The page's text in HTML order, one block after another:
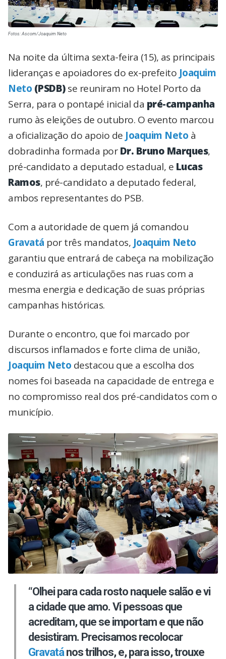
Fotos: Ascom/Joaquim Neto
Na noite da última sexta-feira (15), as principais
lideranças e apoiadores do ex-prefeito Joaquim
Neto (PSDB)se reuniram no Hotel Porto da
Serra, para o pontapé inicial da pré-campanha
rumo às eleições de outubro. O evento marcou
a oficialização do apoio de Joaquim Neto à
dobradinha formada porDr. Bruno Marques,
pré-candidato a deputado estadual, e Lucas
Ramos, pré-candidato a deputado federal,
ambos representantes do PSB.
Com a autoridade de quem já comandou
Gravatá por três mandatos, Joaquim Neto
garantiu que entrará de cabeça na mobilização
e conduzirá as articulações nas ruas com a
mesma energia e dedicação de suas próprias
campanhas históricas.
Durante o encontro, que foi marcado por
discursos inflamados e forte clima de união,
Joaquim Neto destacou que a escolha dos
nomes foi baseada na capacidade de entrega e
no compromisso real dos pré-candidatos com o
município.
“Olhei para cada rosto naquele salão e vi
a cidade que amo. Vi pessoas que
acreditam, que se importam e que não
desistiram. Precisamos recolocar
Gravatá nos trilhos, e, para isso, trouxe